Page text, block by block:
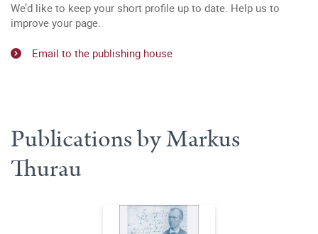
We’d like to keep your short profile up to date. Help us to
improve your page.
Email to the publishing house
Publications by Markus
Thurau